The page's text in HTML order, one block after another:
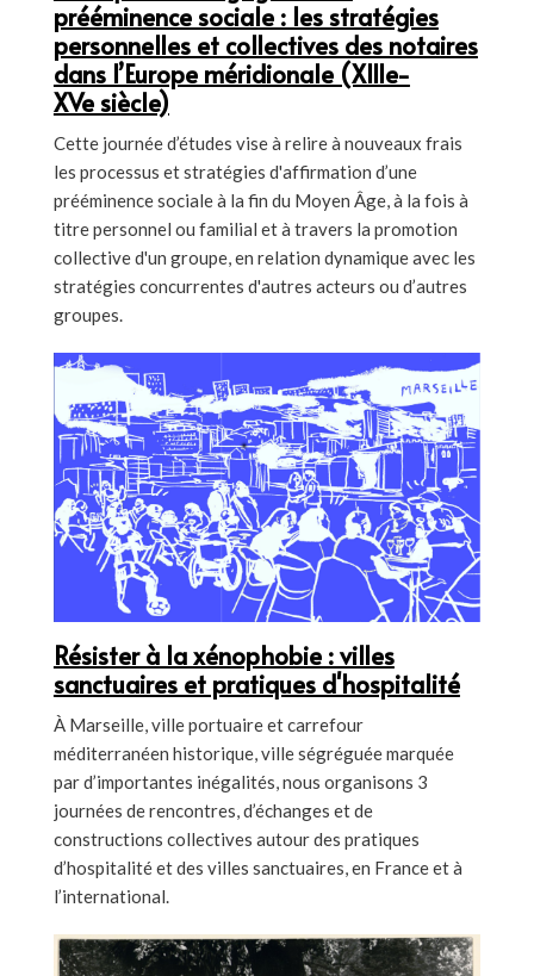
prééminence sociale : les stratégies
personnelles et collectives des notaires
dans l’Europe méridionale (XIIIe-
XVe siècle)
Cette journée d’études vise à relire à nouveaux frais
les processus et stratégies d'affirmation d’une
prééminence sociale à la fin du Moyen Âge, à la fois à
titre personnel ou familial et à travers la promotion
collective d'un groupe, en relation dynamique avec les
stratégies concurrentes d'autres acteurs ou d’autres
groupes.
Résister à la xénophobie : villes
sanctuaires et pratiques d'hospitalité
À Marseille, ville portuaire et carrefour
méditerranéen historique, ville ségréguée marquée
par d’importantes inégalités, nous organisons 3
journées de rencontres, d’échanges et de
constructions collectives autour des pratiques
d’hospitalité et des villes sanctuaires, en France et à
l’international.